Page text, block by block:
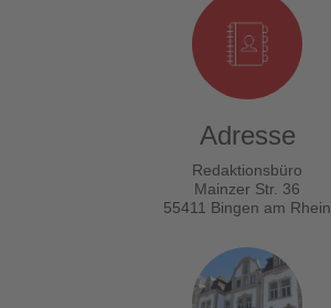
Adresse
Redaktionsbüro
Mainzer Str. 36
55411 Bingen am Rhein